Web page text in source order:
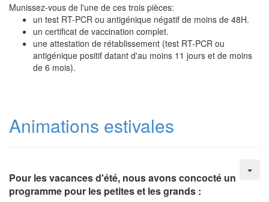
Munissez-vous de l'une de ces trois pièces:
un test RT-PCR ou antigénique négatif de moins de 48H.
un certificat de vaccination complet.
une attestation de rétablissement (test RT-PCR ou
antigénique positif datant d'au moins 11 jours et de moins
de 6 mois).
Animations estivales
Pour les vacances d'été, nous avons concocté un
programme pour les petites et les grands :